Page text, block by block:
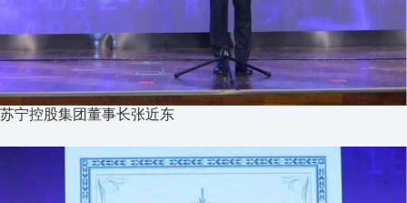
苏宁控股集团董事长张近东